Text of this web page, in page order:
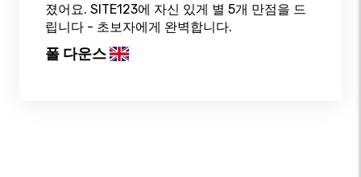
졌어요. SITE123에 자신 있게 별 5개 만점을 드
립니다 - 초보자에게 완벽합니다.
폴 다운스